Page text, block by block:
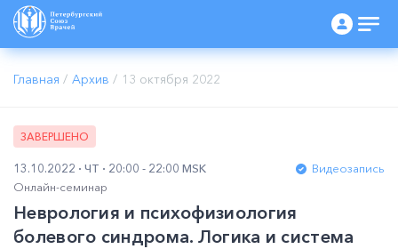
Главная / Архив / 13 октября 2022
ЗАВЕРШЕНО
13.10.2022 ЧТ 20:00 - 22:00 MSK
Видеозапись
Онлайн-семинар
Неврология и психофизиология
болевого синдрома. Логика и система